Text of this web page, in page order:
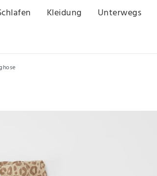
Kleidung Unterwegs